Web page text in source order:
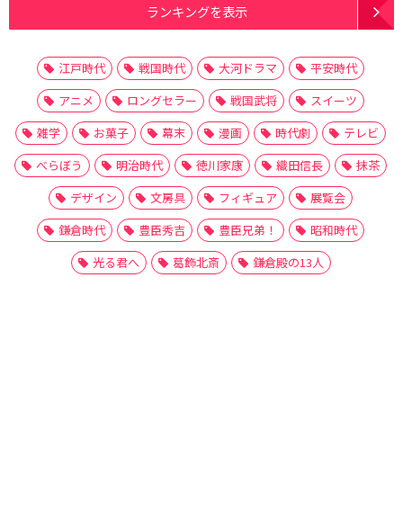
ランキングを表示
江戸時代 戦国時代 大河ドラマ
平安時代
アニメ
ロングセラー 戦国武将
スイーツ
雑学
お菓子 幕末 漫画 時代劇
テレビ
べらぼう
明治時代 徳川家康 織田信長
抹茶
デザイン
文房具 フィギュア
展覧会
鎌倉時代
豊臣秀吉 豊臣兄弟！
昭和時代
光る君へ
葛飾北斎 鎌倉殿の13人